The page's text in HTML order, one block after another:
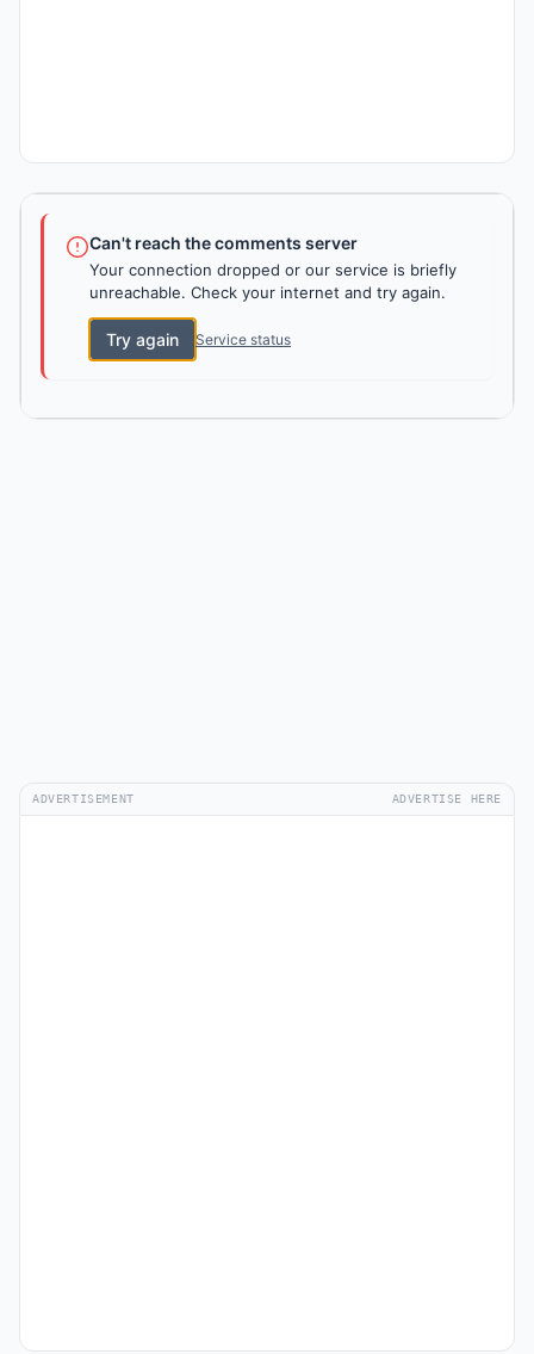
Can't reach the comments server
Your connection dropped or our service is briefly
unreachable. Check your internet and try again.
Try again Service status
ADVERTISEMENT ADVERTISE HERE